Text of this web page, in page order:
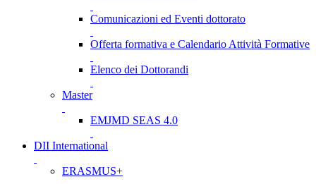
Comunicazioni ed Eventi dottorato
Offerta formativa e Calendario Attività Formative
Elenco dei Dottorandi
Master
EMJMD SEAS 4.0
DII International
ERASMUS+